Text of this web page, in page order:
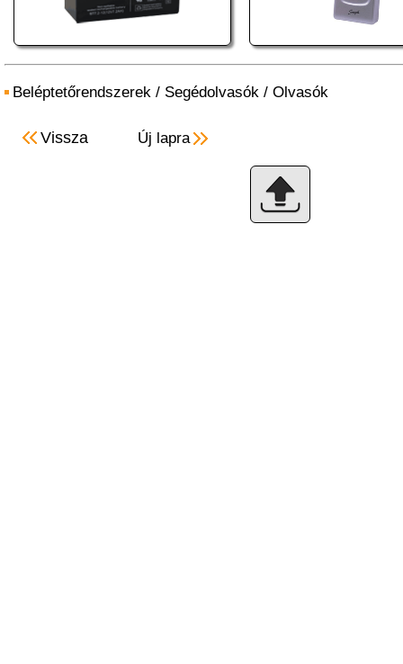
Beléptetőrendszerek / Segédolvasók / Olvasók
Vissza Új lapra